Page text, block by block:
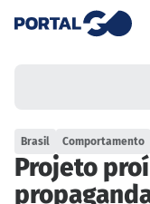
Brasil Comportamento
Projeto